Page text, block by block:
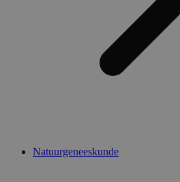
Natuurgeneeskunde